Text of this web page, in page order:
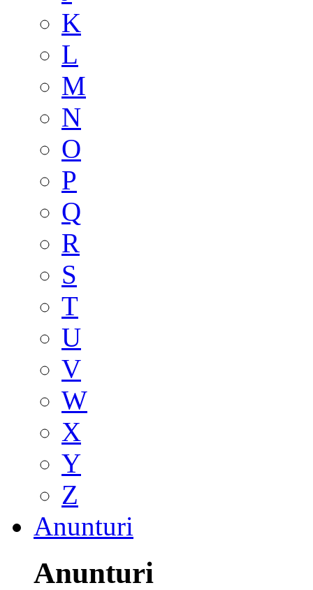
K
L
M
N
O
P
Q
R
S
T
U
V
W
X
Y
Z
Anunturi
Anunturi